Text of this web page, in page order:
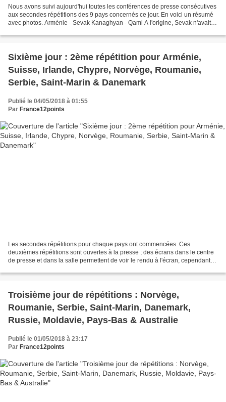
Nous avons suivi aujourd'hui toutes les conférences de presse consécutives
aux secondes répétitions des 9 pays concernés ce jour. En voici un résumé
avec photos. Arménie - Sevak Kanaghyan - Qami A l'origine, Sevak n'avait
Sixième jour : 2ème répétition pour Arménie,
Suisse, Irlande, Chypre, Norvège, Roumanie,
Serbie, Saint-Marin & Danemark
Publié le 04/05/2018 à 01:55
Par France12points
Les secondes répétitions pour chaque pays ont commencées. Ces
deuxièmes répétitions sont ouvertes à la presse ; des écrans dans le centre
de presse et dans la salle permettent de voir le rendu à l'écran, cependant
Troisième jour de répétitions : Norvège,
Roumanie, Serbie, Saint-Marin, Danemark,
Russie, Moldavie, Pays-Bas & Australie
Publié le 01/05/2018 à 23:17
Par France12points